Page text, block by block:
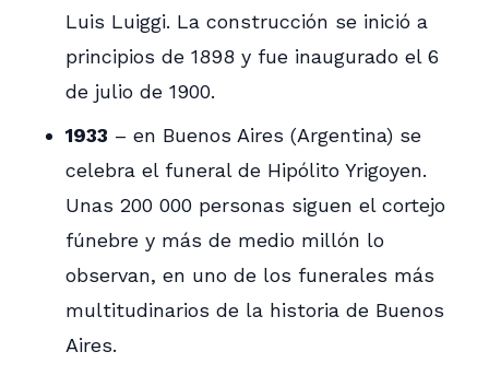
Luis Luiggi. La construcción se inició a
principios de 1898 y fue inaugurado el 6
de julio de 1900.
1933 – en Buenos Aires (Argentina) se
celebra el funeral de Hipólito Yrigoyen.
Unas 200 000 personas siguen el cortejo
fúnebre y más de medio millón lo
observan, en uno de los funerales más
multitudinarios de la historia de Buenos
Aires.